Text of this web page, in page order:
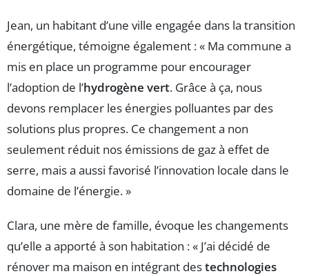
Jean, un habitant d’une ville engagée dans la transition
énergétique, témoigne également : « Ma commune a
mis en place un programme pour encourager
l’adoption de l’hydrogène vert. Grâce à ça, nous
devons remplacer les énergies polluantes par des
solutions plus propres. Ce changement a non
seulement réduit nos émissions de gaz à effet de
serre, mais a aussi favorisé l’innovation locale dans le
domaine de l’énergie. »
Clara, une mère de famille, évoque les changements
qu’elle a apporté à son habitation : « J’ai décidé de
rénover ma maison en intégrant destechnologies